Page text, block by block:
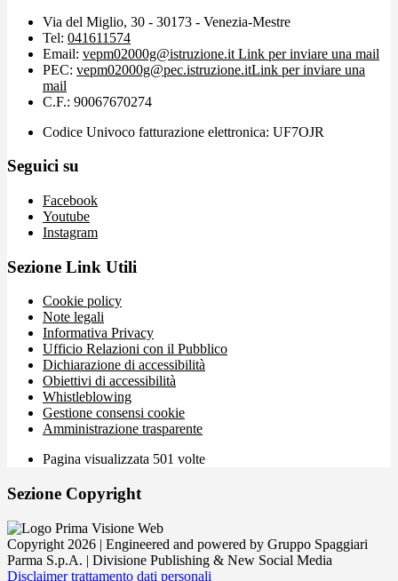
Via del Miglio, 30 - 30173 - Venezia-Mestre
Tel: 041611574
Email: vepm02000g@istruzione.it Link per inviare una mail
PEC: vepm02000g@pec.istruzione.itLink per inviare una
mail
C.F.: 90067670274
Codice Univoco fatturazione elettronica: UF7OJR
Seguici su
Facebook
Youtube
Instagram
Sezione Link Utili
Cookie policy
Note legali
Informativa Privacy
Ufficio Relazioni con il Pubblico
Dichiarazione di accessibilità
Obiettivi di accessibilità
Whistleblowing
Gestione consensi cookie
Amministrazione trasparente
Pagina visualizzata 501 volte
Sezione Copyright
Copyright 2026 | Engineered and powered by Gruppo Spaggiari
Parma S.p.A. | Divisione Publishing & New Social Media
Disclaimer trattamento dati personali